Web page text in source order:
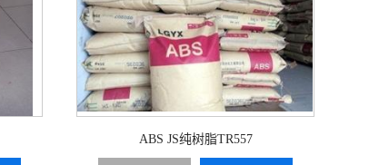
ABS JS纯树脂TR557